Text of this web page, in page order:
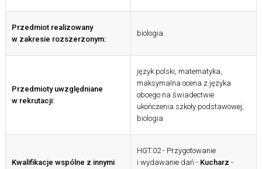
Przedmiot realizowany
w zakresie rozszerzonym:
biologia
Przedmioty uwzględniane
w rekrutacji:
język polski, matematyka,
maksymalna ocena z języka
obcego na świadectwie
ukończenia szkoły podstawowej,
biologia
Kwalifikacje wspólne z innymi
HGT.02 - Przygotowanie
i wydawanie dań - Kucharz -